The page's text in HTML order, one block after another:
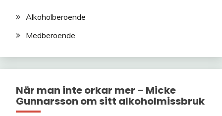
Alkoholberoende
Medberoende
När man inte orkar mer – Micke
Gunnarsson om sitt alkoholmissbruk